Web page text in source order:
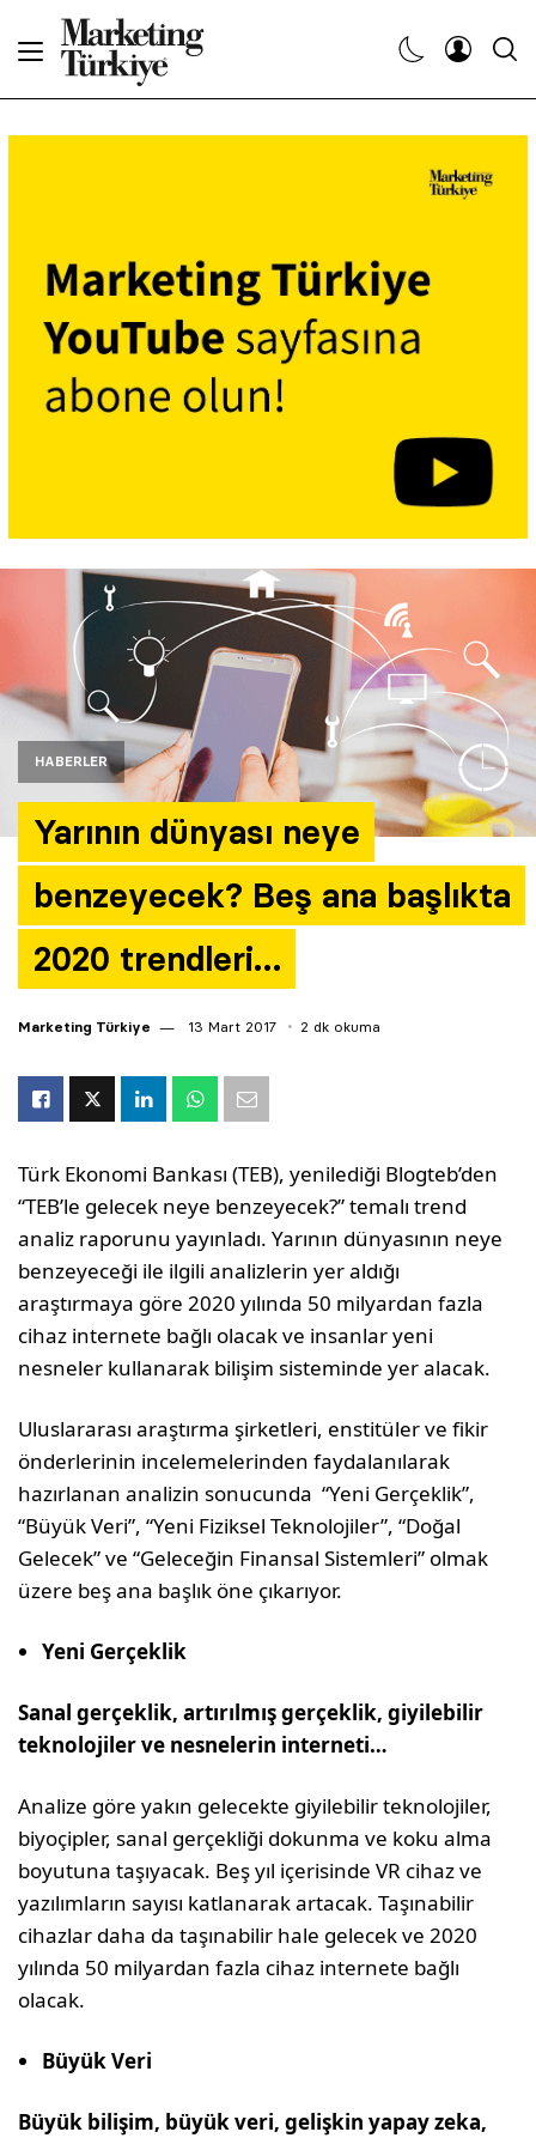
HABERLER
Yarının dünyası neye
benzeyecek? Beş ana başlıkta
2020 trendleri…
Marketing Türkiye 13 Mart 2017 2 dk okuma
Türk Ekonomi Bankası (TEB), yenilediği Blogteb’den
“TEB’le gelecek neye benzeyecek?” temalı trend
analiz raporunu yayınladı. Yarının dünyasının neye
benzeyeceği ile ilgili analizlerin yer aldığı
araştırmaya göre 2020 yılında 50 milyardan fazla
cihaz internete bağlı olacak ve insanlar yeni
nesneler kullanarak bilişim sisteminde yer alacak.
Uluslararası araştırma şirketleri, enstitüler ve fikir
önderlerinin incelemelerinden faydalanılarak
hazırlanan analizin sonucunda “Yeni Gerçeklik”,
“Büyük Veri”, “Yeni Fiziksel Teknolojiler”, “Doğal
Gelecek” ve “Geleceğin Finansal Sistemleri” olmak
üzere beş ana başlık öne çıkarıyor.
Yeni Gerçeklik
Sanal gerçeklik, artırılmış gerçeklik, giyilebilir
teknolojiler ve nesnelerin interneti…
Analize göre yakın gelecekte giyilebilir teknolojiler,
biyoçipler, sanal gerçekliği dokunma ve koku alma
boyutuna taşıyacak. Beş yıl içerisinde VR cihaz ve
yazılımların sayısı katlanarak artacak. Taşınabilir
cihazlar daha da taşınabilir hale gelecek ve 2020
yılında 50 milyardan fazla cihaz internete bağlı
olacak.
Büyük Veri
Büyük bilişim, büyük veri, gelişkin yapay zeka,
Dergiler
Etkinlikler
Araştırma